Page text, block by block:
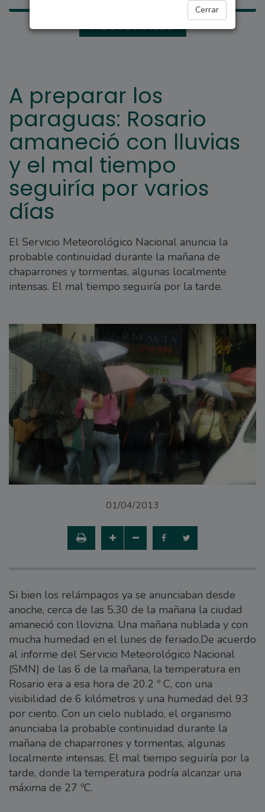
Cerrar
REGIONALES
A preparar los
paraguas: Rosario
amaneció con lluvias
y el mal tiempo
seguiría por varios
días
El Servicio Meteorológico Nacional anuncia la
probable continuidad durante la mañana de
chaparrones y tormentas, algunas localmente
intensas. El mal tiempo seguiría por la tarde.
01/04/2013
Si bien los relámpagos ya se anunciaban desde
anoche, cerca de las 5.30 de la mañana la ciudad
amaneció con llovizna. Una mañana nublada y con
mucha humedad en el lunes de feriado.De acuerdo
al informe del Servicio Meteorológico Nacional
(SMN) de las 6 de la mañana, la temperatura en
Rosario era a esa hora de 20.2 º C, con una
visibilidad de 6 kilómetros y una humedad del 93
por ciento. Con un cielo nublado, el organismo
anunciaba la probable continuidad durante la
mañana de chaparrones y tormentas, algunas
localmente intensas. El mal tiempo seguiría por la
tarde, donde la temperatura podría alcanzar una
máxima de 27 ºC.